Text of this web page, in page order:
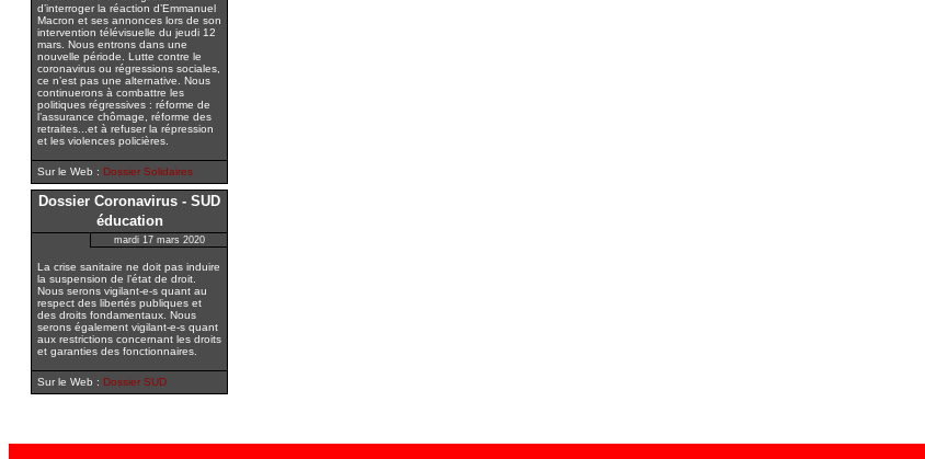
d’interroger la réaction d’Emmanuel
Macron et ses annonces lors de son
intervention télévisuelle du jeudi 12
mars. Nous entrons dans une
nouvelle période. Lutte contre le
coronavirus ou régressions sociales,
ce n’est pas une alternative. Nous
continuerons à combattre les
politiques régressives : réforme de
l’assurance chômage, réforme des
retraites...et à refuser la répression
et les violences policières.
Sur le Web : Dossier Solidaires
Dossier Coronavirus - SUD
éducation
mardi 17 mars 2020
La crise sanitaire ne doit pas induire
la suspension de l’état de droit.
Nous serons vigilant-e-s quant au
respect des libertés publiques et
des droits fondamentaux. Nous
serons également vigilant-e-s quant
aux restrictions concernant les droits
et garanties des fonctionnaires.
Sur le Web : Dossier SUD